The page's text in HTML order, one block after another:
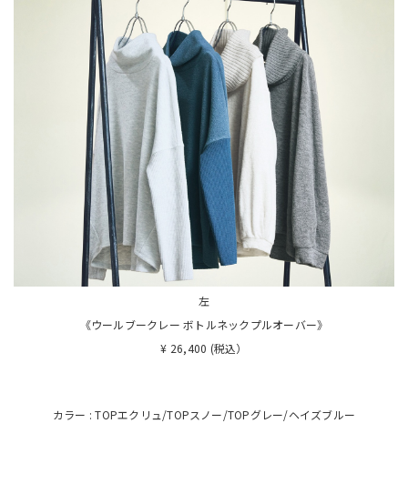
左
《ウールブークレー ボトルネックプルオーバー》
¥ 26,400 (税込）
カラー : TOPエクリュ/TOPスノー/TOPグレー/ヘイズブルー